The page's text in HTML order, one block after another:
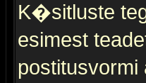
K�sitluste
esimest